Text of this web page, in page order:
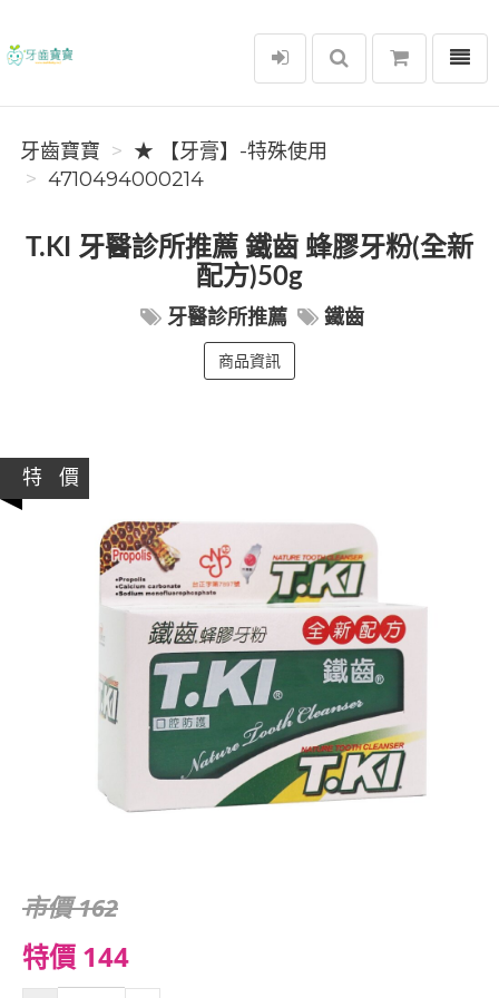
牙齒寶寶
選單
牙齒寶寶
★ 【牙膏】-特殊使用
4710494000214
T.KI 牙醫診所推薦 鐵齒 蜂膠牙粉(全新
配方)50g
牙醫診所推薦 鐵齒
商品資訊
特 價
市價 162
特價 144